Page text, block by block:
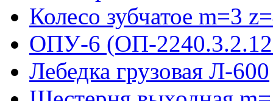
Колесо зубчатое m=3
ОПУ-6 (ОП-
Лебедка грузовая Л-600